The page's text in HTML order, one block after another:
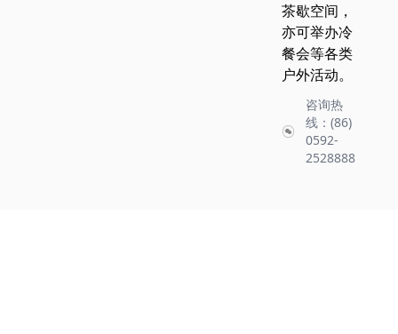
茶歇空间，
亦可举办冷
餐会等各类
户外活动。
咨询热
线：(86)
0592-
2528888